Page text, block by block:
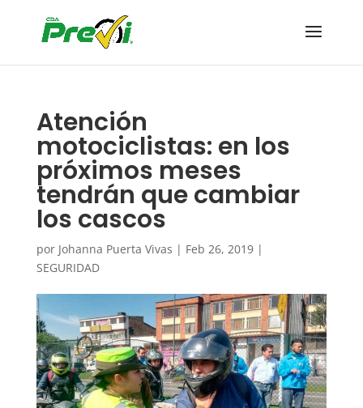
Atención
motociclistas: en los
próximos meses
tendrán que cambiar
los cascos
por Johanna Puerta Vivas | Feb 26, 2019|
SEGURIDAD